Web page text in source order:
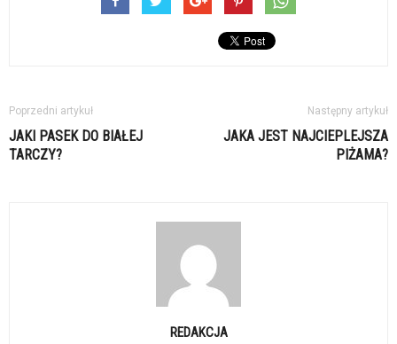
Poprzedni artykuł
JAKI PASEK DO BIAŁEJ
TARCZY?
Następny artykuł
JAKA JEST NAJCIEPLEJSZA
PIŻAMA?
REDAKCJA